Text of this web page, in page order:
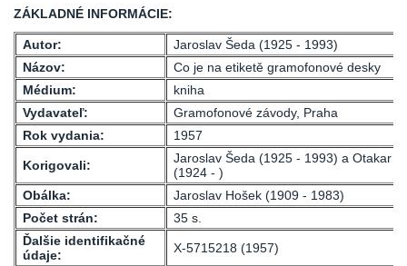
ZÁKLADNÉ INFORMÁCIE:
Autor:
Jaroslav Šeda (1925 - 1993)
Názov:
Co je na etiketě gramofonové desky
Médium:
kniha
Vydavateľ:
Gramofonové závody, Praha
Rok vydania:
1957
Korigovali:
Jaroslav Šeda (1925 - 1993) a Otakar
(1924 - )
Obálka:
Jaroslav Hošek (1909 - 1983)
Počet strán:
35 s.
Ďalšie identifikačné
údaje:
X-5715218 (1957)